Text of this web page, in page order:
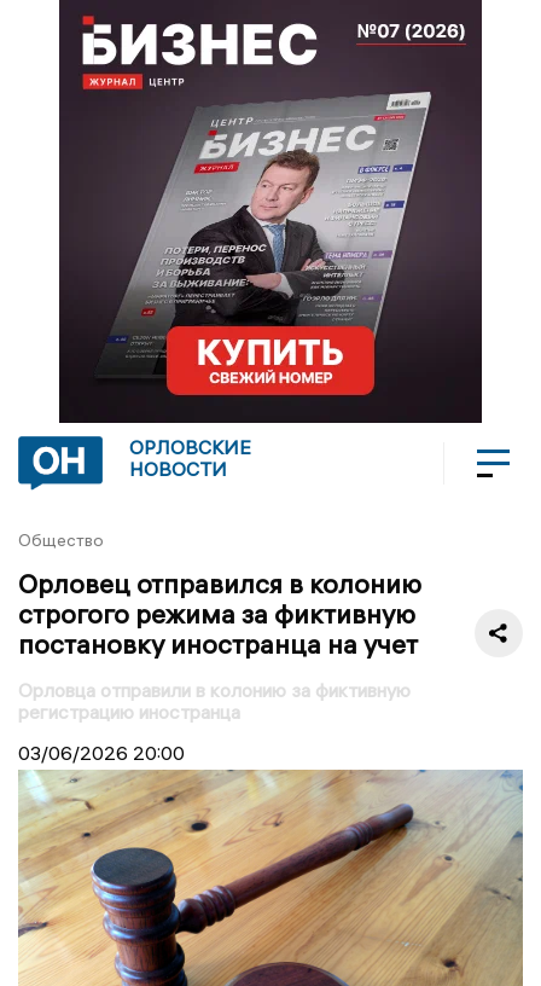
ОРЛОВСКИЕ
НОВОСТИ
Общество
Орловец отправился в колонию
строгого режима за фиктивную
постановку иностранца на учет
Орловца отправили в колонию за фиктивную
регистрацию иностранца
03/06/2026 20:00